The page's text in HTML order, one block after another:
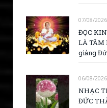
07/08/2026
ĐỌC
LÀ TÂM
giảng
06/08/2026
NHẠC
ĐỨC